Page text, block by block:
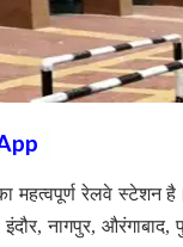
महत्वपूर्ण रेलवे स्टेशन
नागपुर, औरंगाबाद,